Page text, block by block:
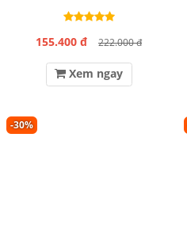
155.400 đ 222.000 đ
Xem ngay
-30%